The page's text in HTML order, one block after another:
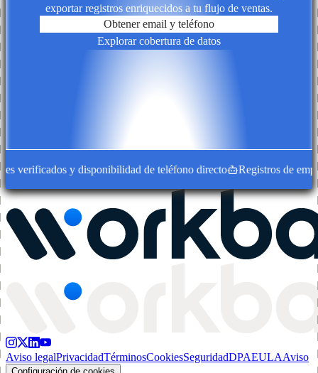
exportar registros enriquecidos a tu flujo de ventas.
Obtener email y teléfono
Explorar cobertura de datos
verificados y disponibilidad de teléfono directo Registros de
Aviso legalPrivacidadTérminosCookiesSeguridadDPAEULAAviso